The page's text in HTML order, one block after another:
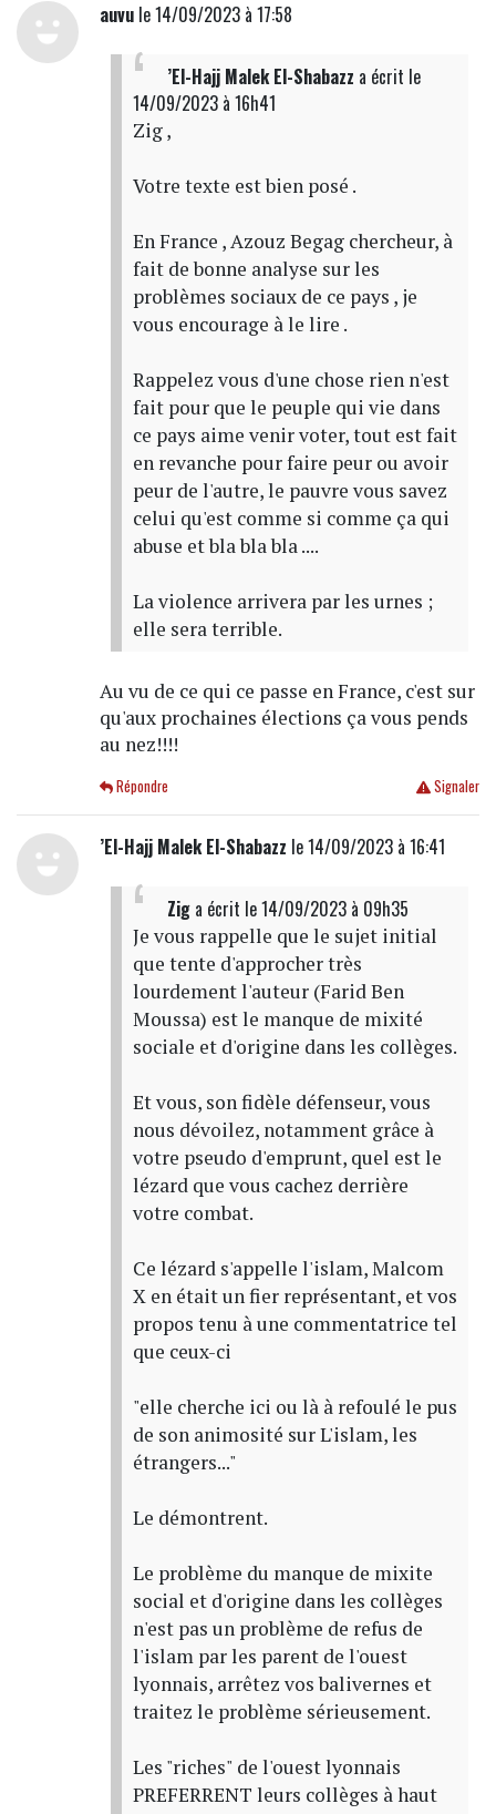
auvule 14/09/2023 à 17:58
’El-Hajj Malek El-Shabazz a écrit le
14/09/2023 à 16h41
Zig ,
Votre texte est bien posé .
En France , Azouz Begag chercheur, à
fait de bonne analyse sur les
problèmes sociaux de ce pays , je
vous encourage à le lire .
Rappelez vous d'une chose rien n'est
fait pour que le peuple qui vie dans
ce pays aime venir voter, tout est fait
en revanche pour faire peur ou avoir
peur de l'autre, le pauvre vous savez
celui qu'est comme si comme ça qui
abuse et bla bla bla ....
La violence arrivera par les urnes ;
elle sera terrible.
Au vu de ce qui ce passe en France, c'est sur
qu'aux prochaines élections ça vous pends
au nez!!!!
Signaler
Répondre
’El-Hajj Malek El-Shabazz le 14/09/2023 à 16:41
Ziga écrit le 14/09/2023 à 09h35
Je vous rappelle que le sujet initial
que tente d'approcher très
lourdement l'auteur (Farid Ben
Moussa) est le manque de mixité
sociale et d'origine dans les collèges.
Et vous, son fidèle défenseur, vous
nous dévoilez, notamment grâce à
votre pseudo d'emprunt, quel est le
lézard que vous cachez derrière
votre combat.
Ce lézard s'appelle l'islam, Malcom
X en était un fier représentant, et vos
propos tenu à une commentatrice tel
que ceux-ci
"elle cherche ici ou là à refoulé le pus
de son animosité sur L'islam, les
étrangers..."
Le démontrent.
Le problème du manque de mixite
social et d'origine dans les collèges
n'est pas un problème de refus de
l'islam par les parent de l'ouest
lyonnais, arrêtez vos balivernes et
traitez le problème sérieusement.
Les "riches" de l'ouest lyonnais
PREFERRENT leurs collèges à haut